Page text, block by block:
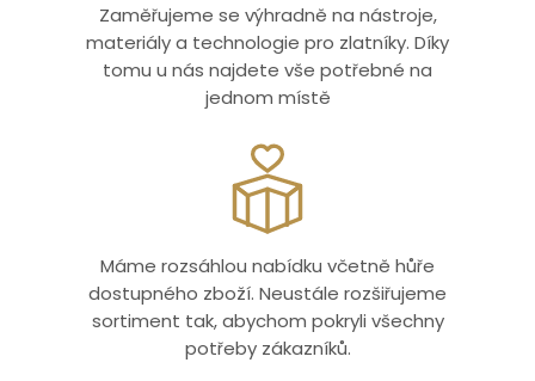
Zaměřujeme se výhradně na nástroje,
materiály a technologie pro zlatníky. Díky
tomu u nás najdete vše potřebné na
jednom místě
Máme rozsáhlou nabídku včetně hůře
dostupného zboží. Neustále rozšiřujeme
sortiment tak, abychom pokryli všechny
potřeby zákazníků.